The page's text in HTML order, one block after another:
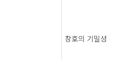
창호의 기밀성